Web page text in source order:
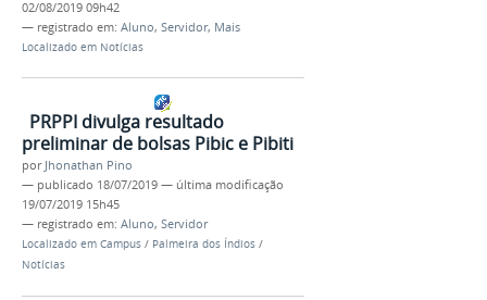
02/08/2019 09h42
— registrado em: Aluno, Servidor, Mais
Localizado em Notícias
PRPPI divulga resultado
preliminar de bolsas Pibic e Pibiti
por Jhonathan Pino
— publicado 18/07/2019 — última modificação
19/07/2019 15h45
— registrado em: Aluno, Servidor
Localizado em Campus / Palmeira dos Índios /
Notícias